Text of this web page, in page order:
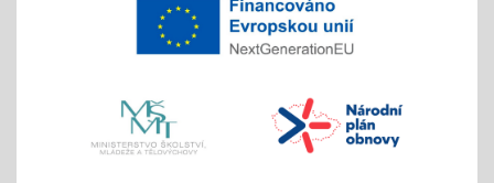
Buďme EKO, buďme FAJN
inov. vzdělávání Šablony II OPJAK
celoškolní projekt